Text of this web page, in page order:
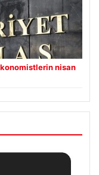
nisan